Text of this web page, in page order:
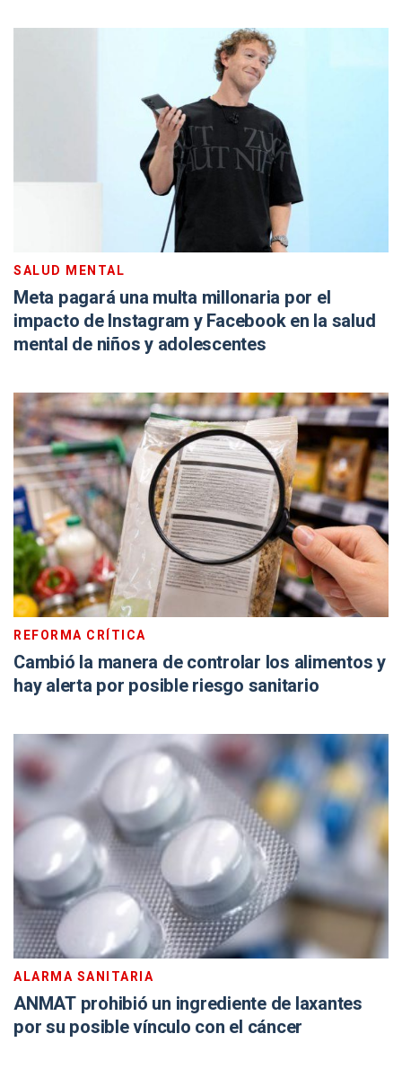
SALUD MENTAL
Meta pagará una multa millonaria por el
impacto de Instagram y Facebook en la salud
mental de niños y adolescentes
REFORMA CRÍTICA
Cambió la manera de controlar los alimentos y
hay alerta por posible riesgo sanitario
ALARMA SANITARIA
ANMAT prohibió un ingrediente de laxantes
por su posible vínculo con el cáncer